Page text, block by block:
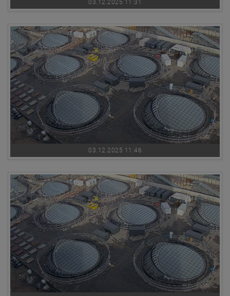
03.12.2025 11:31
03.12.2025 11:46